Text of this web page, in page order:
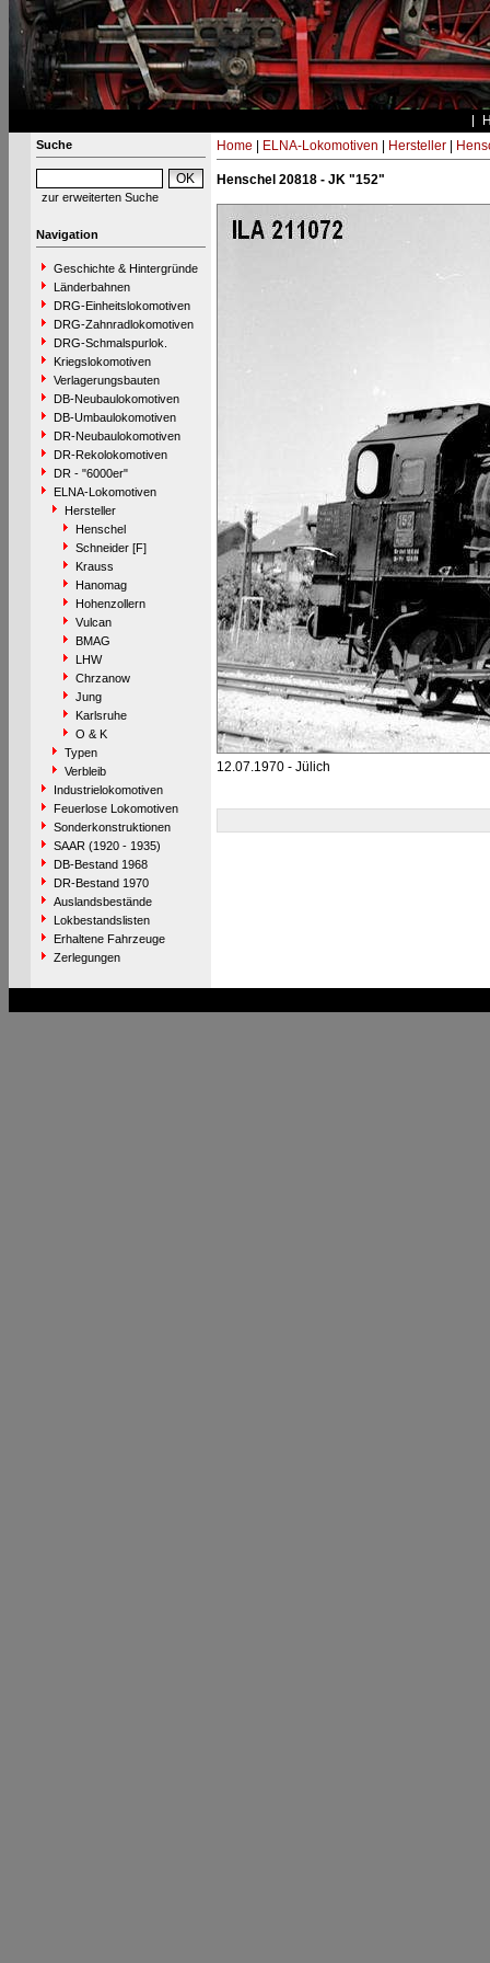
Suche
zur erweiterten Suche
Navigation
Geschichte & Hintergründe
Länderbahnen
DRG-Einheitslokomotiven
DRG-Zahnradlokomotiven
DRG-Schmalspurlok.
Kriegslokomotiven
Verlagerungsbauten
DB-Neubaulokomotiven
DB-Umbaulokomotiven
DR-Neubaulokomotiven
DR-Rekolokomotiven
DR - "6000er"
ELNA-Lokomotiven
Hersteller
Henschel
Schneider [F]
Krauss
Hanomag
Hohenzollern
Vulcan
BMAG
LHW
Chrzanow
Jung
Karlsruhe
O & K
Typen
Verbleib
Industrielokomotiven
Feuerlose Lokomotiven
Sonderkonstruktionen
SAAR (1920 - 1935)
DB-Bestand 1968
DR-Bestand 1970
Auslandsbestände
Lokbestandslisten
Erhaltene Fahrzeuge
Zerlegungen
Home ELNA-Lokomotiven Hersteller|
Henschel 20818 - JK "152"
12.07.1970 - Jülich